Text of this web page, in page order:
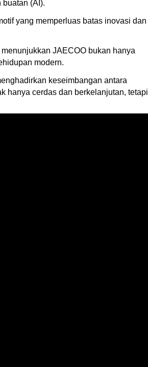
(AI).
yang memperluas batas inovasi dan
JAECOO bukan hanya
modern.
keseimbangan antara
hanya cerdas dan berkelanjutan, tetapi